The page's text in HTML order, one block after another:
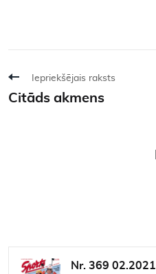
Iepriekšējais raksts
Citāds akmens
Nr. 369 02.2021